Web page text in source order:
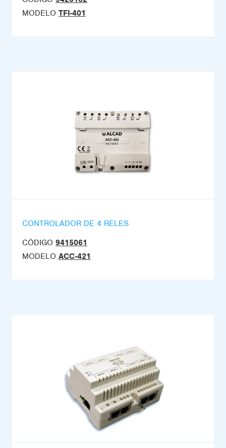
MODELO TFI-401
CONTROLADOR DE 4 RELES
CÓDIGO 9415061
MODELO ACC-421